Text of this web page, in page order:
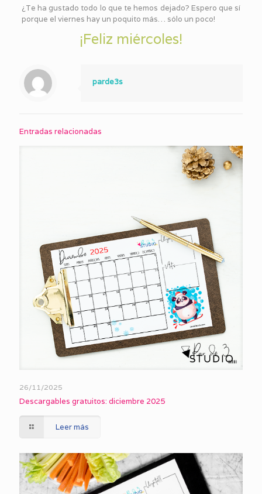
¿Te ha gustado todo lo que te hemos dejado? Espero que sí
porque el viernes hay un poquito más… sólo un poco!
¡Feliz miércoles!
parde3s
Entradas relacionadas
26/11/2025
Descargables gratuitos: diciembre 2025
Leer más